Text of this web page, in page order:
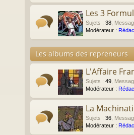
Les 3
Sujets : 38
Modérateur :
Les albums des repreneurs
L'Affaire
Sujets : 49
Modérateur :
La
Sujets : 36
Modérateur :